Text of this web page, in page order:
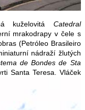
kuželovitá Catedral
mrakodrapy v čele s
(Petróleo Brasileiro
nádraží žlutých
de Bondes de Sta
Santa Teresa. Vláček